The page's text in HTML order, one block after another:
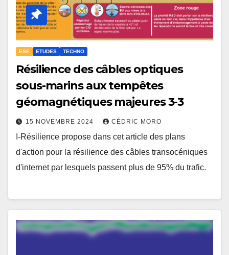
ESE ETUDES TECHNO
Résilience des câbles optiques
sous-marins aux tempêtes
géomagnétiques majeures 3-3
15 NOVEMBRE 2024 CÉDRIC MORO
I-Résilience propose dans cet article des plans
d'action pour la résilience des câbles transocéniques
d'internet par lesquels passent plus de 95% du trafic.